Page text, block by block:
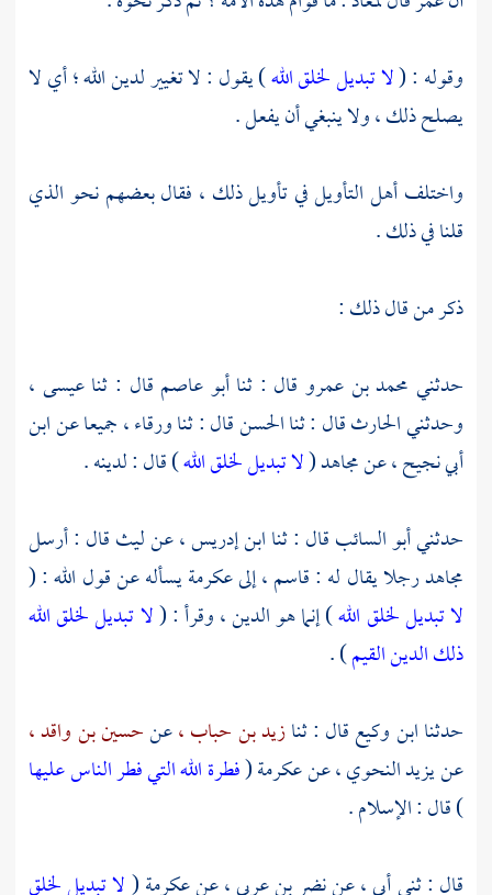
وقوله : (لا تبديل لخلق الله) يقول : لا تغيير لدين الله ؛ أي لا
يصلح ذلك ، ولا ينبغي أن يفعل .
واختلف أهل التأويل في تأويل ذلك ، فقال بعضهم نحو الذي
قلنا في ذلك .
ذكر من قال ذلك :
حدثني محمد بن عمرو قال : ثناأبو عاصم قال : ثناعيسى ،
وحدثنيالحارثقال : ثناالحسنقال : ثناورقاء ،جميعا عنابن
أبي نجيح ،عنمجاهد(لا تبديل لخلق الله) قال : لدينه .
حدثنيأبو السائبقال : ثناابن إدريس ،عنليثقال : أرسل
مجاهدرجلا يقال له :قاسم ،إلىعكرمةيسأله عن قول الله : (
لا تبديل لخلق الله) إنما هو الدين ، وقرأ : (لا تبديل لخلق الله
ذلك الدين القيم) .
حدثناابن وكيعقال : ثنازيد بن حباب ،عنحسين بن واقد ،
عنيزيد النحوي ،عنعكرمة(فطرة الله التي فطر الناس عليها
) قال : الإسلام .
قال : ثني أبي ، عننضر بن عربي ،عنعكرمة(لا تبديل لخلق